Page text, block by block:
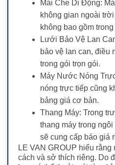
Mái Che Di Động:
không gian ngoài
không bao gồm
Lưới Bảo Vệ Lan
bảo vệ lan can, điều
trong gói trọn gói.
Máy Nước Nóng
nóng trực tiếp cũng
bảng giá cơ bản.
Thang Máy: Trong
thang máy trong
sẽ cung cấp báo giá
LE VAN GROUP hiểu
cách và sở thích riêng. Do